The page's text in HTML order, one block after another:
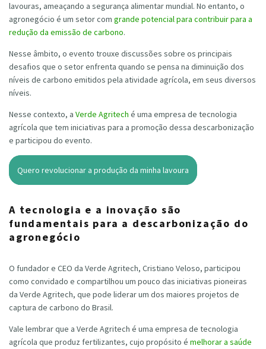
lavouras, ameaçando a segurança alimentar mundial. No entanto, o
agronegócio é um setor com grande potencial para contribuir para a
redução da emissão de carbono.
Nesse âmbito, o evento trouxe discussões sobre os principais
desafios que o setor enfrenta quando se pensa na diminuição dos
níveis de carbono emitidos pela atividade agrícola, em seus diversos
níveis.
Nesse contexto, a Verde Agritech é uma empresa de tecnologia
agrícola que tem iniciativas para a promoção dessa descarbonização
e participou do evento.
Quero revolucionar a produção da minha lavoura
A tecnologia e a inovação são
fundamentais para a descarbonização do
agronegócio
O fundador e CEO da Verde Agritech, Cristiano Veloso, participou
como convidado e compartilhou um pouco das iniciativas pioneiras
da Verde Agritech, que pode liderar um dos maiores projetos de
captura de carbono do Brasil.
Vale lembrar que a Verde Agritech é uma empresa de tecnologia
agrícola que produz fertilizantes, cujo propósito é melhorar a saúde